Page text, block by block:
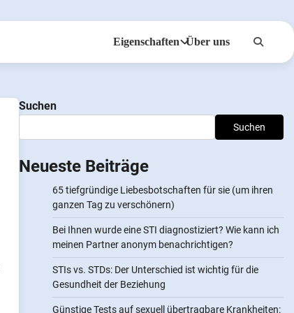
Eigenschaften Über uns
Suchen
Suchen
Neueste Beiträge
65 tiefgründige Liebesbotschaften für sie (um ihren
ganzen Tag zu verschönern)
Bei Ihnen wurde eine STI diagnostiziert? Wie kann ich
meinen Partner anonym benachrichtigen?
STIs vs. STDs: Der Unterschied ist wichtig für die
Gesundheit der Beziehung
Günstige Tests auf sexuell übertragbare Krankheiten: